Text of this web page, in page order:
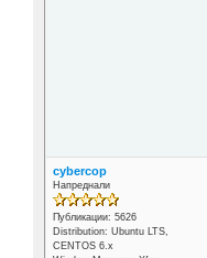
cybercop
Напреднали
Публикации: 5626
Distribution: Ubuntu LTS,
CENTOS 6.x